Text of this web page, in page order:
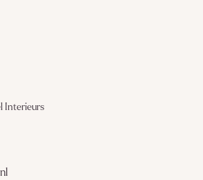
Interieurs